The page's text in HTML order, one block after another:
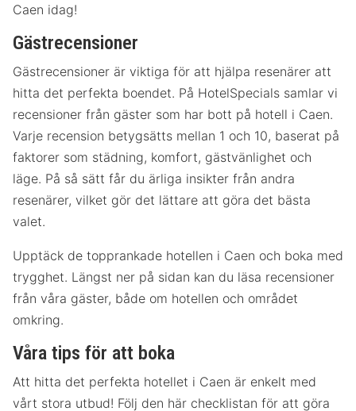
Caen idag!
Gästrecensioner
Gästrecensioner är viktiga för att hjälpa resenärer att
hitta det perfekta boendet. På HotelSpecials samlar vi
recensioner från gäster som har bott på hotell i Caen.
Varje recension betygsätts mellan 1 och 10, baserat på
faktorer som städning, komfort, gästvänlighet och
läge. På så sätt får du ärliga insikter från andra
resenärer, vilket gör det lättare att göra det bästa
valet.
Upptäck de topprankade hotellen i Caen och boka med
trygghet. Längst ner på sidan kan du läsa recensioner
från våra gäster, både om hotellen och området
omkring.
Våra tips för att boka
Att hitta det perfekta hotellet i Caen är enkelt med
vårt stora utbud! Följ den här checklistan för att göra